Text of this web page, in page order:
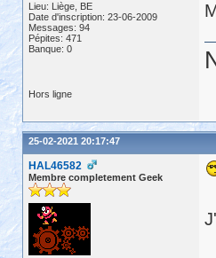
Lieu: Liège, BE
Date d'inscription: 23-06-2009
Messages: 94
Pépites: 471
Banque: 0
Hors ligne
25-02-2021 20:17:47
HAL46582
Membre completement Geek